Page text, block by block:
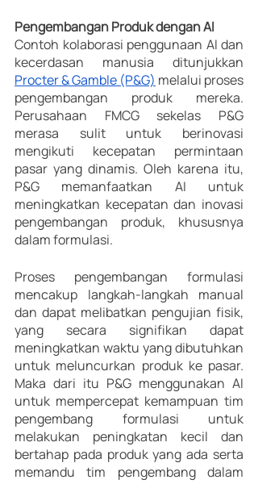
Pengembangan Produk dengan AI
Contoh kolaborasi penggunaan AI dan
Procter & Gamble (P&G) melalui proses
pengembangan produk mereka.
Perusahaan FMCG sekelas P&G
merasa sulit untuk berinovasi
mengikuti kecepatan permintaan
pasar yang dinamis. Oleh karena itu,
P&G memanfaatkan AI untuk
meningkatkan kecepatan dan inovasi
pengembangan produk, khususnya
dalam formulasi.
Proses pengembangan formulasi
mencakup langkah-langkah manual
dan dapat melibatkan pengujian fisik,
yang secara signifikan dapat
meningkatkan waktu yang dibutuhkan
untuk meluncurkan produk ke pasar.
Maka dari itu P&G menggunakan AI
untuk mempercepat kemampuan tim
pengembang formulasi untuk
melakukan peningkatan kecil dan
bertahap pada produk yang ada serta
memandu tim pengembang dalam